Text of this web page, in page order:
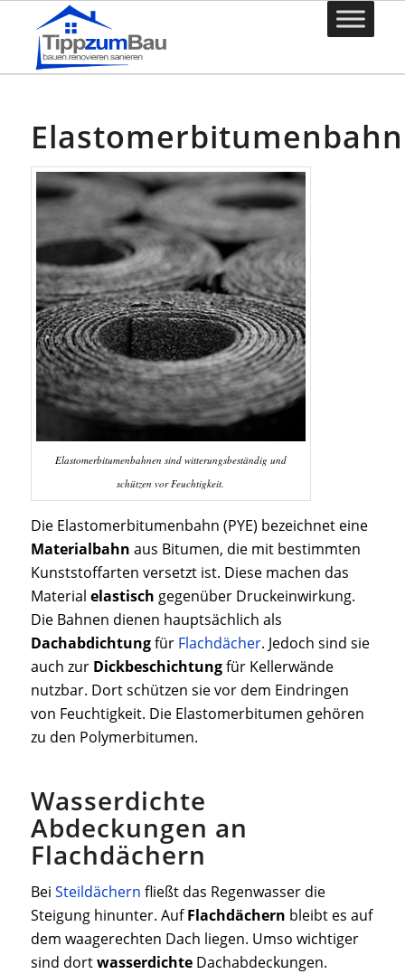
Elastomerbitumenbahn
Elastomerbitumenbahnen sind witterungsbeständig und
schützen vor Feuchtigkeit.
Die Elastomerbitumenbahn (PYE) bezeichnet eine
Materialbahn aus Bitumen, die mit bestimmten
Kunststoffarten versetzt ist. Diese machen das
Material elastisch gegenüber Druckeinwirkung.
Die Bahnen dienen hauptsächlich als
Dachabdichtungfür Flachdächer. Jedoch sind sie
auch zur Dickbeschichtungfür Kellerwände
nutzbar. Dort schützen sie vor dem Eindringen
von Feuchtigkeit. Die Elastomerbitumen gehören
zu den Polymerbitumen.
Wasserdichte
Abdeckungen an
Flachdächern
Bei Steildächern fließt das Regenwasser die
Steigung hinunter. AufFlachdächern bleibt es auf
dem waagerechten Dach liegen. Umso wichtiger
sind dortwasserdichteDachabdeckungen.